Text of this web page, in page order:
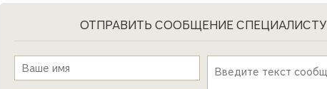
ОТПРАВИТЬ СООБЩЕНИЕ СПЕЦИАЛИСТУ
Имя*